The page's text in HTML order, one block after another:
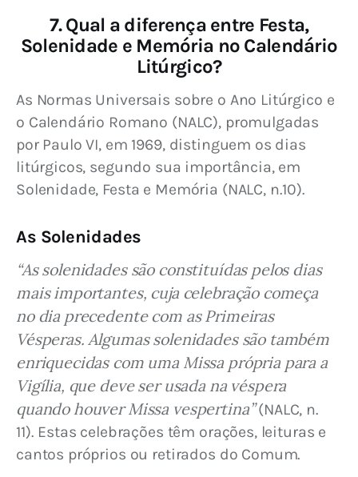
7. Qual a diferença entre Festa,
Solenidade e Memória no Calendário
Litúrgico?
As Normas Universais sobre o Ano Litúrgico e
o Calendário Romano (NALC), promulgadas
por Paulo VI, em 1969, distinguem os dias
litúrgicos, segundo sua importância, em
Solenidade, Festa e Memória (NALC, n.10).
As Solenidades
“As solenidades são constituídas pelos dias
mais importantes, cuja celebração começa
no dia precedente com as Primeiras
Vésperas. Algumas solenidades são também
enriquecidas com uma Missa própria para a
Vigília, que deve ser usada na véspera
quando houver Missa vespertina” (NALC, n.
11). Estas celebrações têm orações, leituras e
cantos próprios ou retirados do Comum.